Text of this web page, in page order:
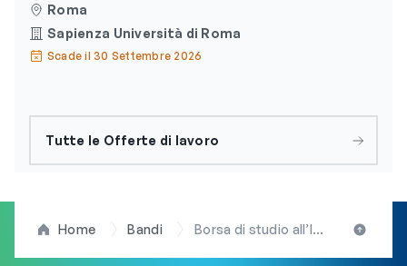
Roma
Sapienza Università di Roma
Scade il 30 Settembre 2026
Tutte le Offerte di lavoro
Home Bandi Borsa di studio all’Istituto sull’Inquinamento Atmosferico del Cnr di Montelibretti (RM) sede secondaria di Rende